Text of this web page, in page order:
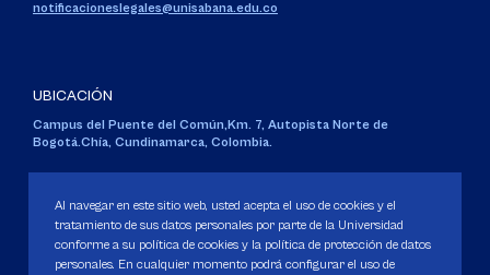
notificacioneslegales@unisabana.edu.co
UBICACIÓN
Campus del Puente del Común,Km. 7, Autopista Norte de
Bogotá.Chía, Cundinamarca, Colombia.
Personería Jurídica:Resolución 130 del 14 de enero de 1980.
Ministerio de Educación Nacional.
Al navegar en este sitio web, usted acepta el uso de cookies y el
tratamiento de sus datos personales por parte de la Universidad
conforme a su política de cookies y la política de protección de datos
personales. En cualquier momento podrá configurar el uso de